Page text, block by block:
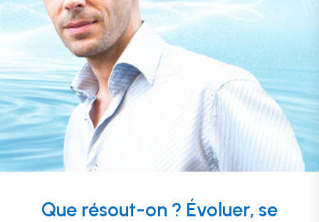
Que résout-on ? Évoluer, se